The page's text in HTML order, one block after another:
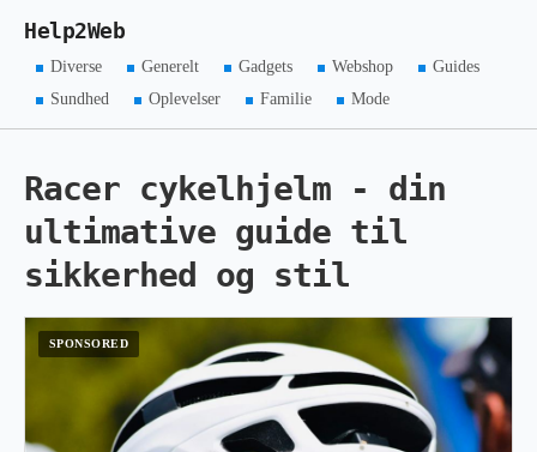
Help2Web
Diverse Generelt Gadgets Webshop
Guides
Sundhed
Oplevelser Familie Mode
Racer cykelhjelm - din
ultimative guide til
sikkerhed og stil